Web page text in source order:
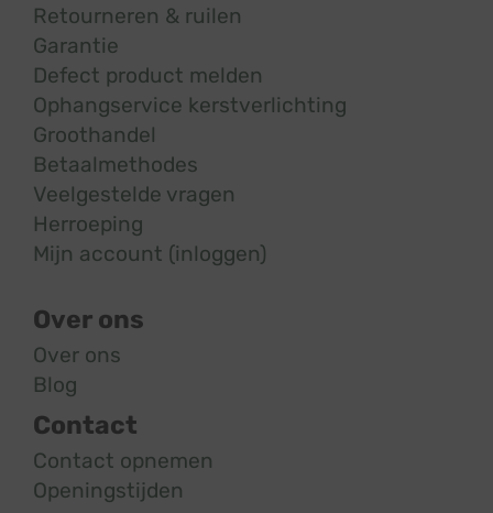
Retourneren & ruilen
Garantie
Defect product melden
Ophangservice kerstverlichting
Groothandel
Betaalmethodes
Veelgestelde vragen
Herroeping
Mijn account (inloggen)
Over ons
Over ons
Blog
Contact
Contact opnemen
Openingstijden